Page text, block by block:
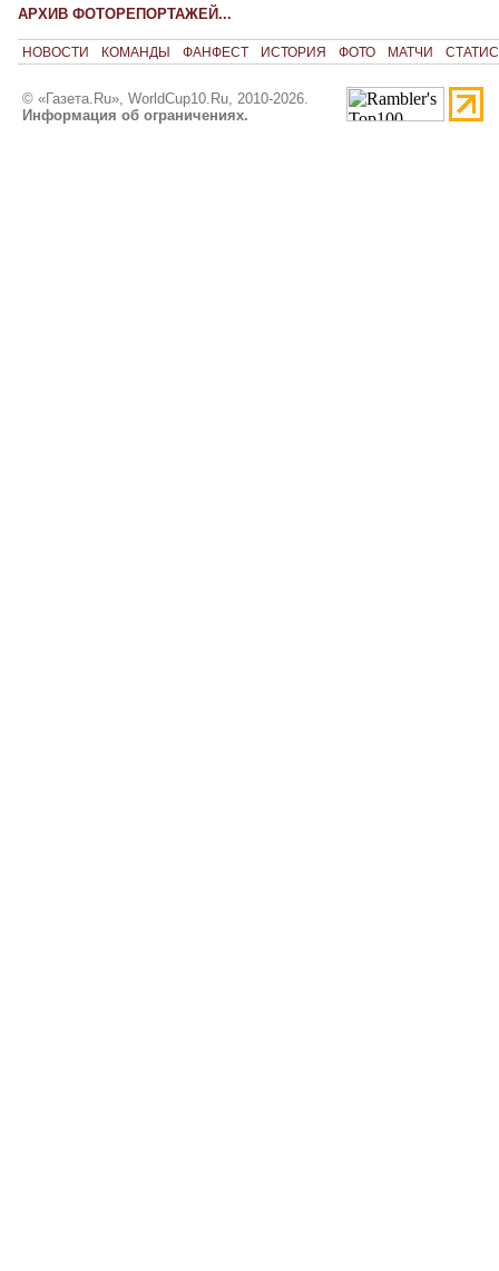
АРХИВ ФОТОРЕПОРТАЖЕЙ...
НОВОСТИ КОМАНДЫ ФАНФЕСТ ИСТОРИЯ ФОТО МАТЧИ
© «Газета.Ru», WorldCup10.Ru, 2010-2026.
Информация об ограничениях.